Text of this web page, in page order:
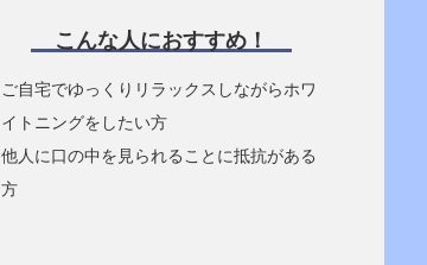
こんな人におすすめ！
ご自宅でゆっくりリラックスしながらホワ
イトニングをしたい方
他人に口の中を見られることに抵抗がある
方